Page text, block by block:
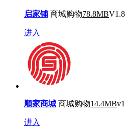
启家铺 商城购物78.8MB
进入
顺家商城 商城购物14.4MB
进入